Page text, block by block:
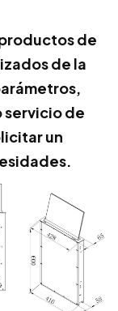
de
de la
servicio de
un